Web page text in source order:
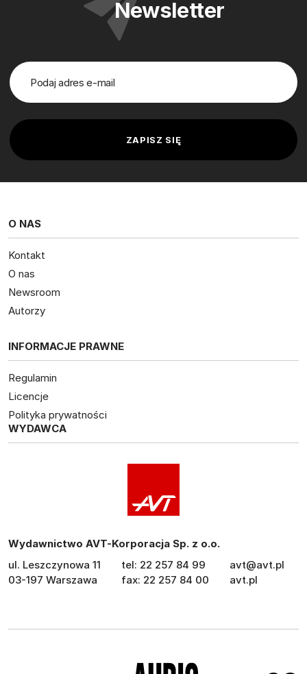
Newsletter
O NAS
Kontakt
O nas
Newsroom
Autorzy
INFORMACJE PRAWNE
Regulamin
Licencje
Polityka prywatności
WYDAWCA
Wydawnictwo AVT-Korporacja Sp. z o.o.
ul. Leszczynowa 11
03-197 Warszawa
tel: 22 257 84 99
fax: 22 257 84 00
avt@avt.pl
avt.pl